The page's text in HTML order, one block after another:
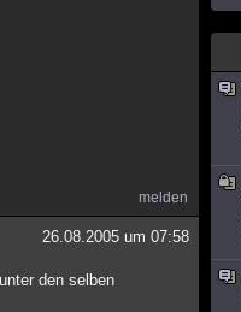
melden
26.08.2005 um 07:58
den selben